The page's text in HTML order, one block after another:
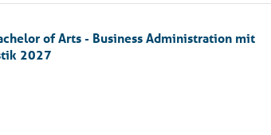
of Arts - Business Administration mit
2027